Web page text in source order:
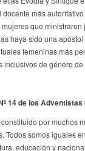
más
que ministraron
haya sido una
femeninas más
inclusivos de género
14 de los Adventistas
por muchos
Todos somos iguales
educación y